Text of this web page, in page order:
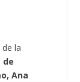
la
de
Ana